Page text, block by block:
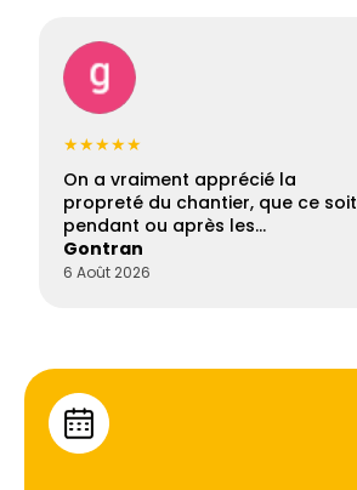
★★★★★
On a vraiment apprécié la
propreté du chantier, que ce soit
pendant ou après les…
Gontran
6 Août 2026